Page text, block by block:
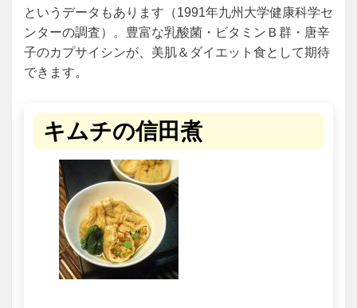
というデータもあります（1991年九州大学健康科学セ
ンターの調査）。豊富な乳酸菌・ビタミンＢ群・唐辛
子のカプサイシンが、美肌＆ダイエット食として期待
できます。
キムチの信田煮